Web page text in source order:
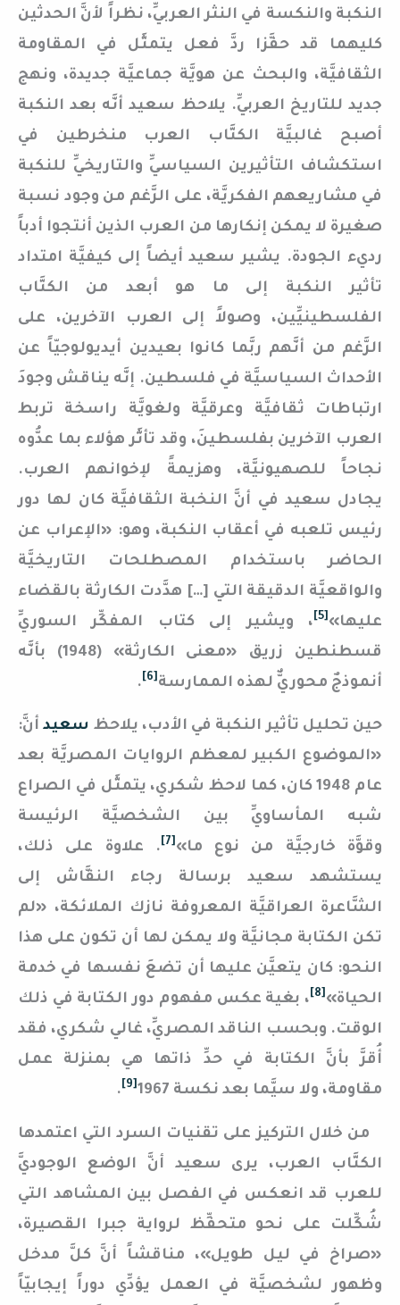
النكبة والنكسة في النثر العربيِّ، نظراً لأنَّ الحدثين
كليهما قد حفَّزا ردَّ فعل يتمثَّل في المقاومة
الثقافيَّة، والبحث عن هويَّة جماعيَّة جديدة، ونهج
جديد للتاريخ العربيِّ. يلاحظ سعيد أنَّه بعد النكبة
أصبح غالبيَّة الكتَّاب العرب منخرطين في
استكشاف التأثيرين السياسيِّ والتاريخيِّ للنكبة
في مشاريعهم الفكريَّة، على الرَّغم من وجود نسبة
صغيرة لا يمكن إنكارها من العرب الذين أنتجوا أدباً
رديء الجودة. يشير سعيد أيضاً إلى كيفيَّة امتداد
تأثير النكبة إلى ما هو أبعد من الكتَّاب
الفلسطينيِّين، وصولاً إلى العرب الآخرين، على
الرَّغم من أنَّهم ربَّما كانوا بعيدين أيديولوجيّاً عن
الأحداث السياسيَّة في فلسطين. إنَّه يناقش وجودَ
ارتباطات ثقافيَّة وعرقيَّة ولغويَّة راسخة تربط
العرب الآخرين بفلسطينَ، وقد تأثَّر هؤلاء بما عدُّوه
نجاحاً للصهيونيَّة، وهزيمةً لإخوانهم العرب.
يجادل سعيد في أنَّ النخبة الثقافيَّة كان لها دور
رئيس تلعبه في أعقاب النكبة، وهو: «الإعراب عن
الحاضر باستخدام المصطلحات التاريخيَّة
والواقعيَّة الدقيقة التي […] هدَّدت الكارثة بالقضاء
عليها»[5]
، ويشير إلى كتاب المفكِّر السوريِّ
قسطنطين زريق «معنى الكارثة» (1948) بأنَّه
أنموذجٌ محوريٌّ لهذه الممارسة[6]
.
حين تحليل تأثير النكبة في الأدب، يلاحظ سعيد أنَّ:
«الموضوع الكبير لمعظم الروايات المصريَّة بعد
عام 1948 كان، كما لاحظ شكري، يتمثَّل في الصراع
شبه المأساويِّ بين الشخصيَّة الرئيسة
وقوَّة خارجيَّة من نوع ما»[7]
. علاوة على ذلك،
يستشهد سعيد برسالة رجاء النقَّاش إلى
الشَّاعرة العراقيَّة المعروفة نازك الملائكة، «لم
تكن الكتابة مجانيَّة ولا يمكن لها أن تكون على هذا
النحو: كان يتعيَّن عليها أن تضعَ نفسها في خدمة
الحياة»[8]
، بغية عكس مفهوم دور الكتابة في ذلك
الوقت. وبحسب الناقد المصريِّ، غالي شكري، فقد
أُقرَّ بأنَّ الكتابة في حدِّ ذاتها هي بمنزلة عمل
مقاومة، ولا سيَّما بعد نكسة 1967
[9]
.
من خلال التركيز على تقنيات السرد التي اعتمدها
الكتَّاب العرب، يرى سعيد أنَّ الوضع الوجوديَّ
للعرب قد انعكس في الفصل بين المشاهد التي
شُكِّلت على نحو متحفِّظ لرواية جبرا القصيرة،
«صراخ في ليل طويل»، مناقشاً أنَّ كلَّ مدخل
وظهور لشخصيَّة في العمل يؤدِّي دوراً إيجابيّاً